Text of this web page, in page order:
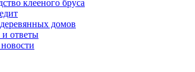
клееного бруса
домов
ответы